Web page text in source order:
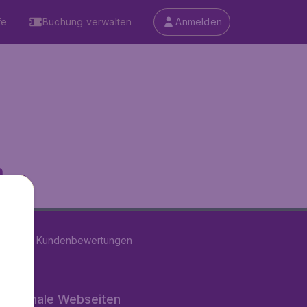
Buchung verwalten Anmelden
...
Kundenbewertungen
Webseiten